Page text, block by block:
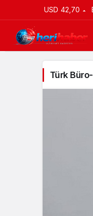
USD 42,70
Türk